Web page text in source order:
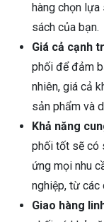
hàng chọn lựa
sách của bạn.
Giá cả cạnh
phối để đảm
nhiên, giá cả
sản phẩm và
Khả năng
phối tốt sẽ có
ứng mọi nhu
nghiệp, từ các
Giao hàng